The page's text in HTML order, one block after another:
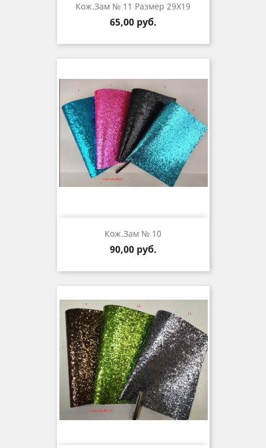
Кож.зам № 11 Размер 29Х19
Цена
65,00 руб.
Кож.зам № 10
Цена
90,00 руб.